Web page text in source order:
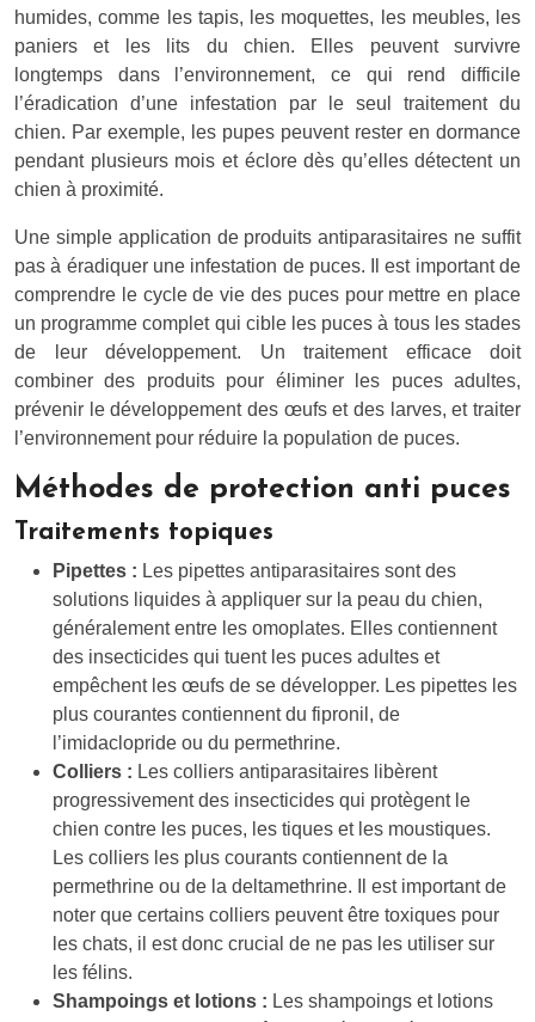
humides, comme les tapis, les moquettes, les meubles, les
paniers et les lits du chien. Elles peuvent survivre
longtemps dans l’environnement, ce qui rend difficile
l’éradication d’une infestation par le seul traitement du
chien. Par exemple, les pupes peuvent rester en dormance
pendant plusieurs mois et éclore dès qu’elles détectent un
chien à proximité.
Une simple application de produits antiparasitaires ne suffit
pas à éradiquer une infestation de puces. Il est important de
comprendre le cycle de vie des puces pour mettre en place
un programme complet qui cible les puces à tous les stades
de leur développement. Un traitement efficace doit
combiner des produits pour éliminer les puces adultes,
prévenir le développement des œufs et des larves, et traiter
l’environnement pour réduire la population de puces.
Méthodes de protection anti puces
Traitements topiques
Pipettes : Les pipettes antiparasitaires sont des
solutions liquides à appliquer sur la peau du chien,
généralement entre les omoplates. Elles contiennent
des insecticides qui tuent les puces adultes et
empêchent les œufs de se développer. Les pipettes les
plus courantes contiennent du fipronil, de
l’imidaclopride ou du permethrine.
Colliers : Les colliers antiparasitaires libèrent
progressivement des insecticides qui protègent le
chien contre les puces, les tiques et les moustiques.
Les colliers les plus courants contiennent de la
permethrine ou de la deltamethrine. Il est important de
noter que certains colliers peuvent être toxiques pour
les chats, il est donc crucial de ne pas les utiliser sur
les félins.
Shampoings et lotions : Les shampoings et lotions